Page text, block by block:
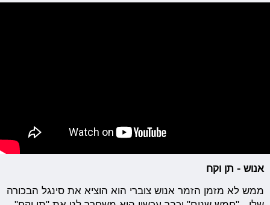
אנוש - תן וקח
ממש לא מזמן הזמר אנוש צוברי הוא הוציא את סינגל הבכורה